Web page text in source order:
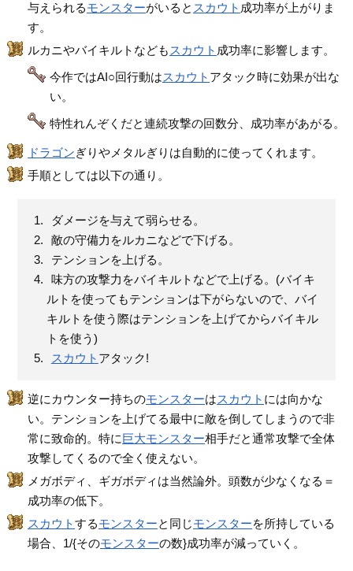
与えられるモンスターがいると スカウト 成功率が上がりま
す。
ルカニやバイキルトなども スカウト 成功率に影響します。
今作ではAI○回行動はスカウト アタック時に効果が出な
い。
特性れんぞくだと連続攻撃の回数分、成功率があがる。
ドラゴンぎりやメタルぎりは自動的に使ってくれます。
手順としては以下の通り。
ダメージを与えて弱らせる。
敵の守備力をルカニなどで下げる。
テンションを上げる。
味方の攻撃力をバイキルトなどで上げる。(バイキ
ルトを使ってもテンションは下がらないので、バイ
キルトを使う際はテンションを上げてからバイキル
トを使う)
スカウト アタック!
逆にカウンター持ちのモンスターはスカウト には向かな
い。テンションを上げてる最中に敵を倒してしまうので非
常に致命的。特に巨大モンスター相手だと通常攻撃で全体
攻撃してくるので全く使えない。
メガボディ、ギガボディは当然論外。頭数が少なくなる＝
成功率の低下。
スカウトするモンスターと同じモンスターを所持している
場合、1/{そのモンスターの数}成功率が減っていく。